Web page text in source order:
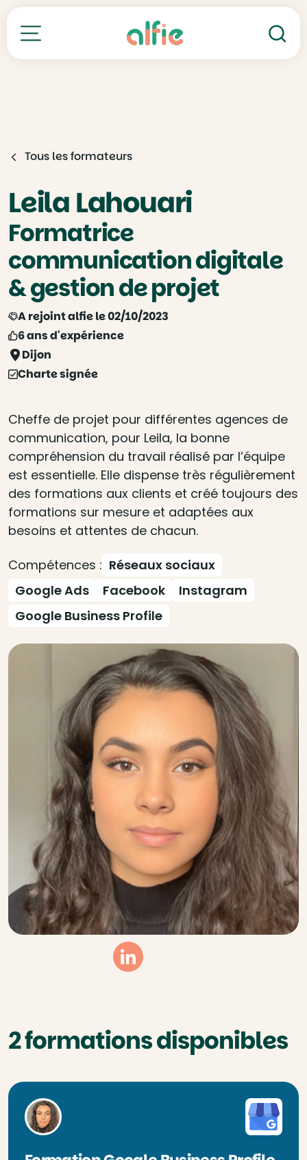
Toutes nos formations
Tous les formateurs
Leila Lahouari
Formatrice
communication digitale
& gestion de projet
A rejoint alfie le 02/10/2023
6 ans d'expérience
Dijon
Charte signée
Cheffe de projet pour différentes agences de
communication, pour Leila, la bonne
compréhension du travail réalisé par l’équipe
est essentielle. Elle dispense très régulièrement
des formations aux clients et créé toujours des
formations sur mesure et adaptées aux
besoins et attentes de chacun.
Compétences : Réseaux sociaux
Google Ads
Facebook
Instagram
Google Business Profile
Linkedin
2 formations disponibles